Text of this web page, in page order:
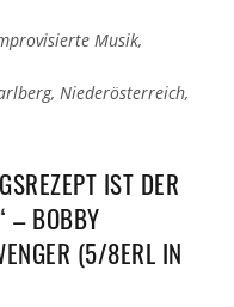
Musik,
, Niederösterreich,
IST DER
– BOBBY
(5/8ERL IN